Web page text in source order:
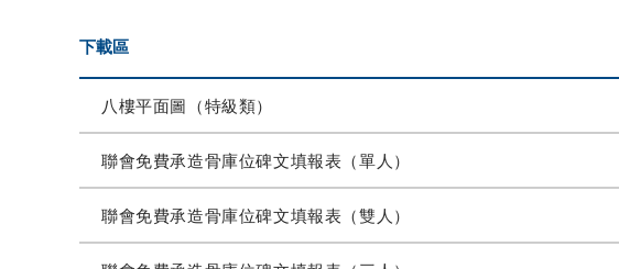
下載區
八樓平面圖（特級類）
聯會免費承造骨庫位碑文填報表（單人）
聯會免費承造骨庫位碑文填報表（雙人）